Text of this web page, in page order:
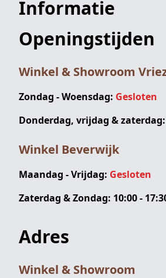
Informatie
Openingstijden
Winkel & Showroom
Zondag - Woensdag: Gesloten
Donderdag, vrijdag & zaterdag:
Winkel Beverwijk
Maandag - Vrijdag: Gesloten
Zaterdag & Zondag: 10:00 -
Adres
Winkel & Showroom